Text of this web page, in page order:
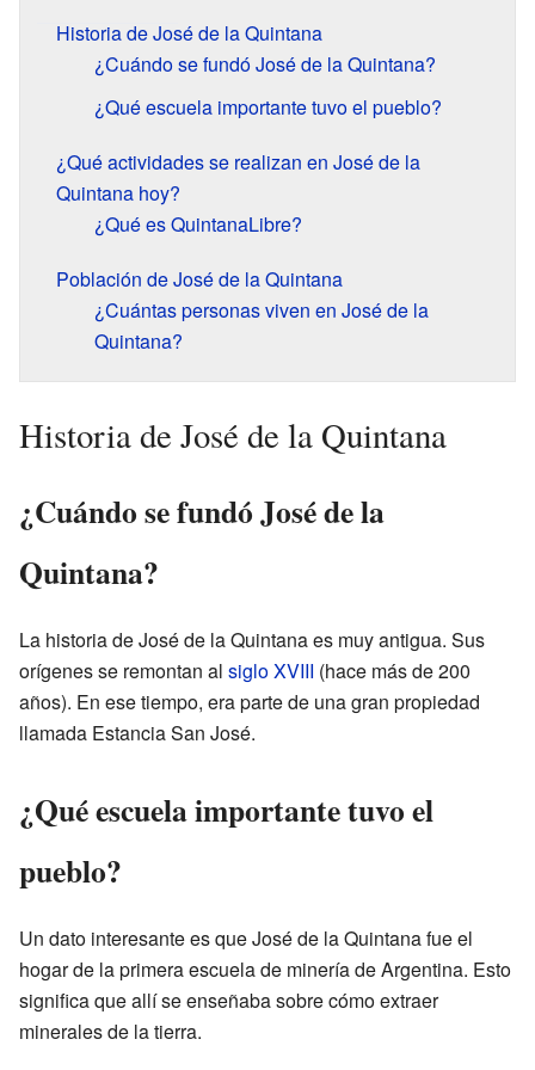
Historia de José de la Quintana
¿Cuándo se fundó José de la Quintana?
¿Qué escuela importante tuvo el pueblo?
¿Qué actividades se realizan en José de la
Quintana hoy?
¿Qué es QuintanaLibre?
Población de José de la Quintana
¿Cuántas personas viven en José de la
Quintana?
Historia de José de la Quintana
¿Cuándo se fundó José de la
Quintana?
La historia de José de la Quintana es muy antigua. Sus
orígenes se remontan al siglo XVIII (hace más de 200
años). En ese tiempo, era parte de una gran propiedad
llamada Estancia San José.
¿Qué escuela importante tuvo el
pueblo?
Un dato interesante es que José de la Quintana fue el
hogar de la primera escuela de minería de Argentina. Esto
significa que allí se enseñaba sobre cómo extraer
minerales de la tierra.